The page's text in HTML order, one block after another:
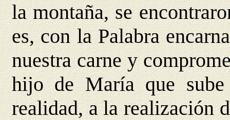
la montaña, se
es, con la Palabra
nuestra carne y
hijo de María que
realidad, a la realización